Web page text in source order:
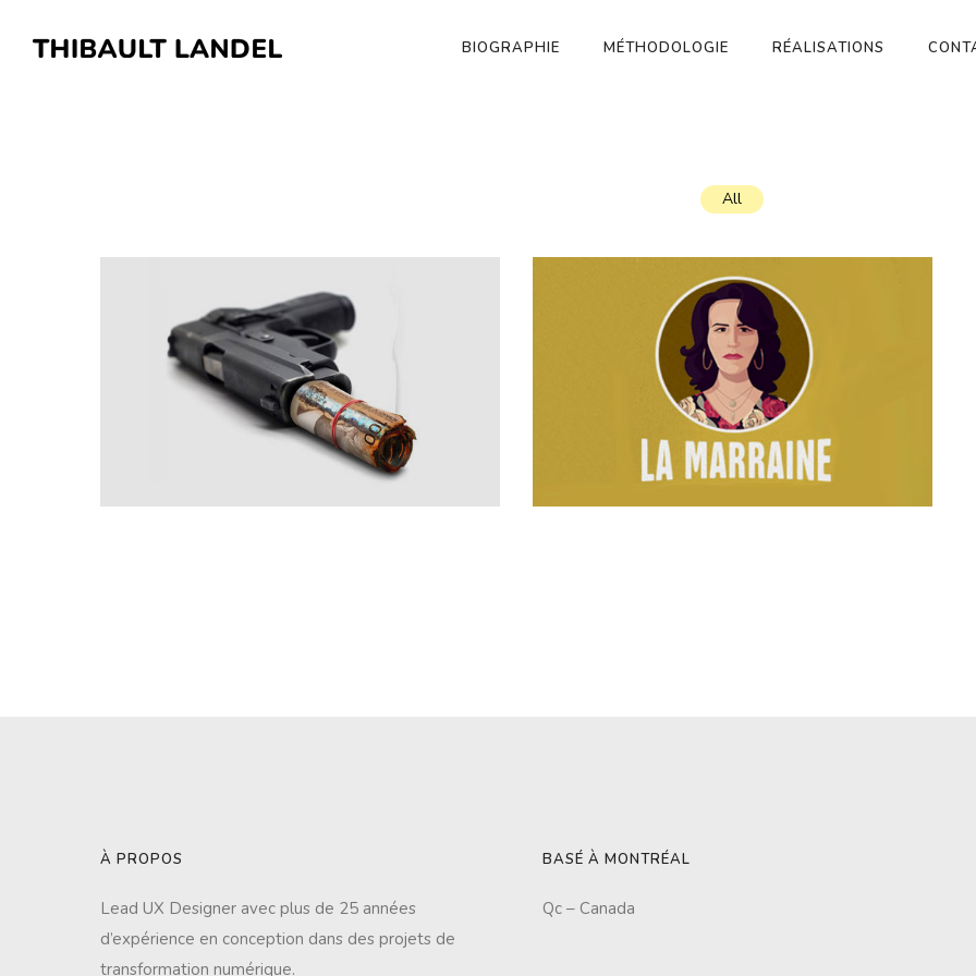
BIOGRAPHIE MÉTHODOLOGIE RÉALISATIONS
All
LE PRIX À PAYER
Web documentaire·Jeu documentaire
LA MARRAINE
Web documentaire·Jeu documentaire
À PROPOS
Lead UX Designer avec plus de 25 années
d’expérience en conception dans des projets de
transformation numérique.
BASÉ À MONTRÉAL
Qc – Canada